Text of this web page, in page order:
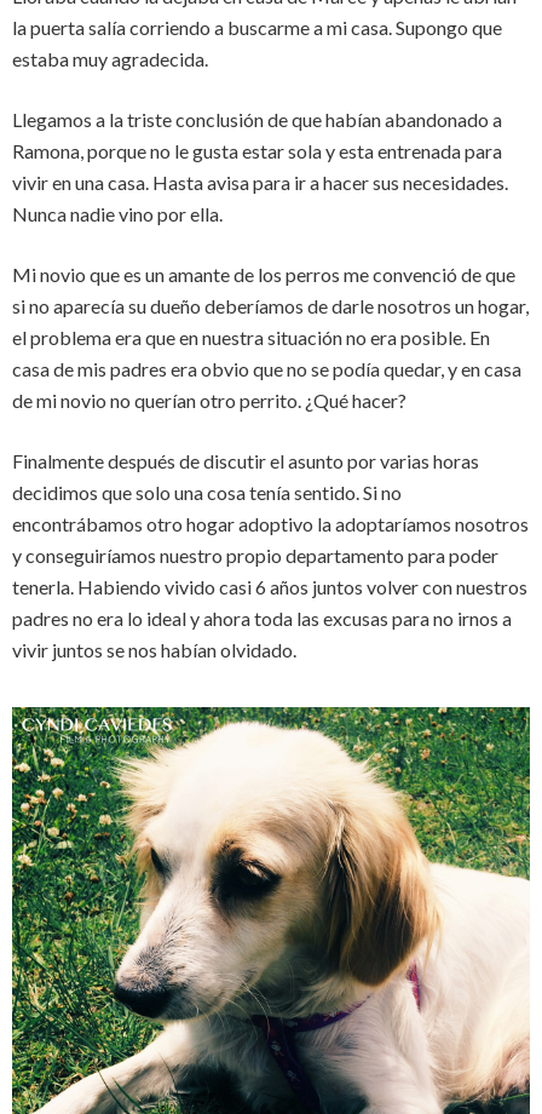
la puerta salía corriendo a buscarme a mi casa. Supongo que
estaba muy agradecida.
Llegamos a la triste conclusión de que habían abandonado a
Ramona, porque no le gusta estar sola y esta entrenada para
vivir en una casa. Hasta avisa para ir a hacer sus necesidades.
Nunca nadie vino por ella.
Mi novio que es un amante de los perros me convenció de que
si no aparecía su dueño deberíamos de darle nosotros un hogar,
el problema era que en nuestra situación no era posible. En
casa de mis padres era obvio que no se podía quedar, y en casa
de mi novio no querían otro perrito. ¿Qué hacer?
Finalmente después de discutir el asunto por varias horas
decidimos que solo una cosa tenía sentido. Si no
encontrábamos otro hogar adoptivo la adoptaríamos nosotros
y conseguiríamos nuestro propio departamento para poder
tenerla. Habiendo vivido casi 6 años juntos volver con nuestros
padres no era lo ideal y ahora toda las excusas para no irnos a
vivir juntos se nos habían olvidado.